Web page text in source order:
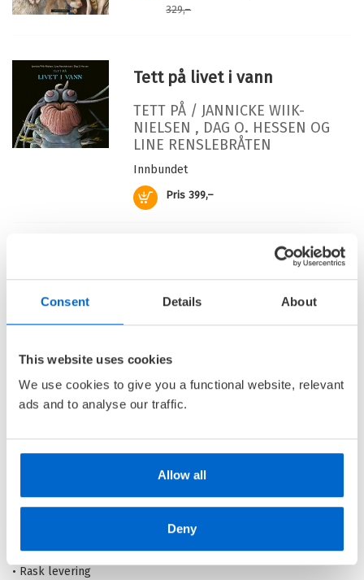
Consent Details About
This website uses cookies
We use cookies to give you a functional website, relevant
ads and to analyse our traffic.
Allow all
Deny
329,–
Tett på livet i vann
TETT PÅ / JANNICKE WIIK-
NIELSEN , DAG O. HESSEN OG
LINE RENSLEBRÅTEN
Innbundet
Pris 399,–
Kjøp
Insekter og krypdyr
Pris
Kjøp
Barnas Egen Bokverden – 100% leselyst!
• Best på barnebøker
• Alltid lave priser og maks rabatt
• Alltid godetilbudmed knallpriser
• Rask levering